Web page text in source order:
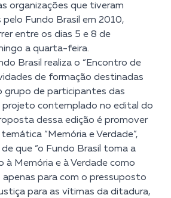
organizações que tiveram
Fundo Brasil em 2010,
entre os dias 5 e 8 de
a quarta-feira.
Brasil realiza o “Encontro de
de formação destinadas
grupo de participantes das
projeto contemplado no edital do
dessa edição é promover
“Memória e Verdade”,
que “o Fundo Brasil toma a
à Memória e à Verdade como
apenas para com o pressuposto
para as vítimas da ditadura,